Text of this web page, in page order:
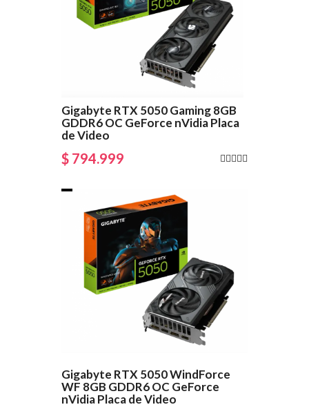
Gigabyte RTX 5050 Gaming 8GB
GDDR6 OC GeForce nVidia Placa
de Video
$ 794.999
Gigabyte RTX 5050 WindForce
WF 8GB GDDR6 OC GeForce
nVidia Placa de Video